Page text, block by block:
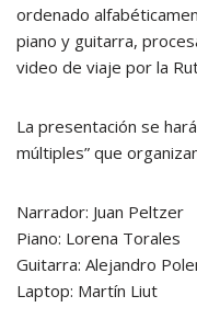
ordenado
piano y guitarra,
video de viaje por la
La presentación se
múltiples” que
Narrador: Juan Peltzer
Piano: Lorena Torales
Guitarra: Alejandro
Laptop: Martín Liut